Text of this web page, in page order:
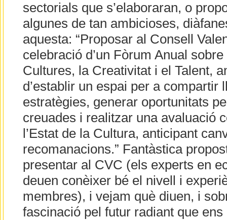
sectorials que s’elaboraran, o
algunes de tan ambicioses,
aquesta: “Proposar al Consell
celebració d’un Fòrum Anual
Cultures, la Creativitat i el Talent,
d’establir un espai per a compartir
estratègies, generar oportunitats
creuades i realitzar una avaluació
l’Estat de la Cultura, anticipant
recomanacions.” Fantàstica
presentar al CVC (els experts en
deuen conèixer bé el nivell i
membres), i vejam què diuen, i
fascinació pel futur radiant que